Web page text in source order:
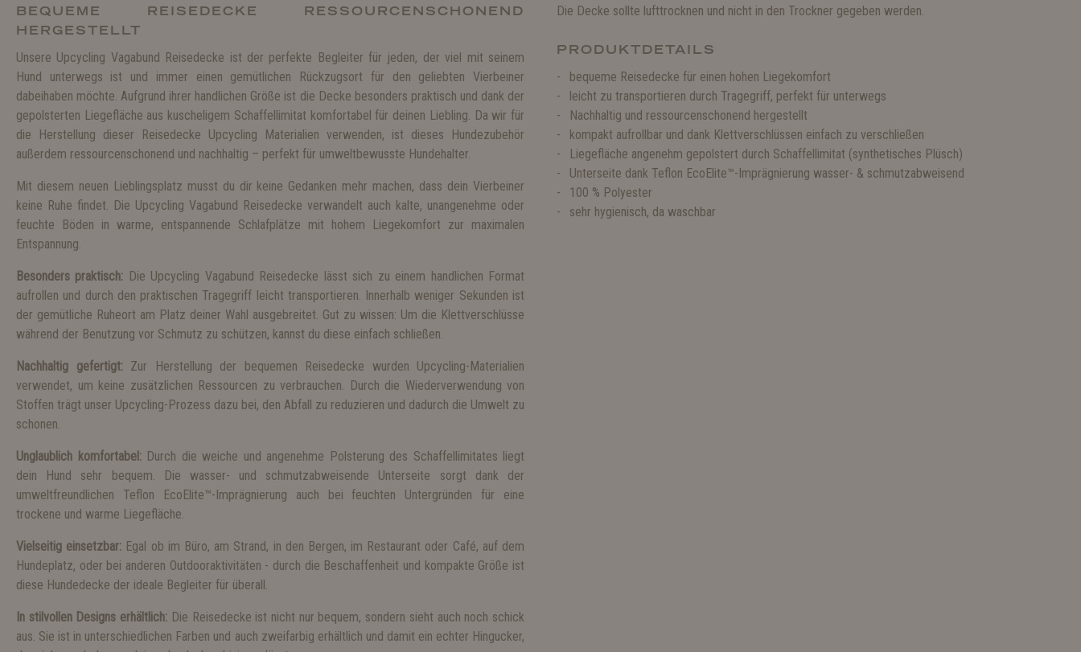
BEQUEME REISEDECKE RESSOURCENSCHONEND
HERGESTELLT
Unsere Upcycling Vagabund Reisedecke ist der perfekte Begleiter für jeden, der viel mit seinem
Hund unterwegs ist und immer einen gemütlichen Rückzugsort für den geliebten Vierbeiner
dabeihaben möchte. Aufgrund ihrer handlichen Größe ist die Decke besonders praktisch und dank der
gepolsterten Liegefläche aus kuscheligem Schaffellimitat komfortabel für deinen Liebling. Da wir für
die Herstellung dieser Reisedecke Upcycling Materialien verwenden, ist dieses Hundezubehör
außerdem ressourcenschonend und nachhaltig – perfekt für umweltbewusste Hundehalter.
Mit diesem neuen Lieblingsplatz musst du dir keine Gedanken mehr machen, dass dein Vierbeiner
keine Ruhe findet. Die Upcycling Vagabund Reisedecke verwandelt auch kalte, unangenehme oder
feuchte Böden in warme, entspannende Schlafplätze mit hohem Liegekomfort zur maximalen
Entspannung.
Besonders praktisch: Die Upcycling Vagabund Reisedecke lässt sich zu einem handlichen Format
aufrollen und durch den praktischen Tragegriff leicht transportieren. Innerhalb weniger Sekunden ist
der gemütliche Ruheort am Platz deiner Wahl ausgebreitet. Gut zu wissen: Um die Klettverschlüsse
während der Benutzung vor Schmutz zu schützen, kannst du diese einfach schließen.
Nachhaltig gefertigt:Zur Herstellung der bequemen Reisedecke wurden Upcycling-Materialien
verwendet, um keine zusätzlichen Ressourcen zu verbrauchen. Durch die Wiederverwendung von
Stoffen trägt unser Upcycling-Prozess dazu bei, den Abfall zu reduzieren und dadurch die Umwelt zu
schonen.
Unglaublich komfortabel:Durch die weiche und angenehme Polsterung des Schaffellimitates liegt
dein Hund sehr bequem. Die wasser- und schmutzabweisende Unterseite sorgt dank der
umweltfreundlichen Teflon EcoElite™-Imprägnierung auch bei feuchten Untergründen für eine
trockene und warme Liegefläche.
Vielseitig einsetzbar: Egal ob im Büro, am Strand, in den Bergen, im Restaurant oder Café, auf dem
Hundeplatz, oder bei anderen Outdooraktivitäten - durch die Beschaffenheit und kompakte Größe ist
diese Hundedecke der ideale Begleiter für überall.
In stilvollen Designs erhältlich: Die Reisedecke ist nicht nur bequem, sondern sieht auch noch schick
aus. Sie ist in unterschiedlichen Farben und auch zweifarbig erhältlich und damit ein echter Hingucker,
Die Decke sollte lufttrocknen und nicht in den Trockner gegeben werden.
PRODUKTDETAILS
bequeme Reisedecke für einen hohen Liegekomfort
leicht zu transportieren durch Tragegriff, perfekt für unterwegs
Nachhaltig und ressourcenschonend hergestellt
kompakt aufrollbar und dank Klettverschlüssen einfach zu verschließen
Liegefläche angenehm gepolstert durch Schaffellimitat (synthetisches Plüsch)
Unterseite dank Teflon EcoElite™-Imprägnierung wasser- & schmutzabweisend
100 % Polyester
sehr hygienisch, da waschbar